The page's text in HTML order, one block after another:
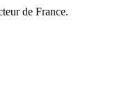
de France.